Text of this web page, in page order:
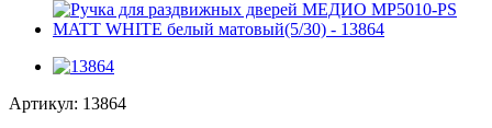
Артикул: 13864